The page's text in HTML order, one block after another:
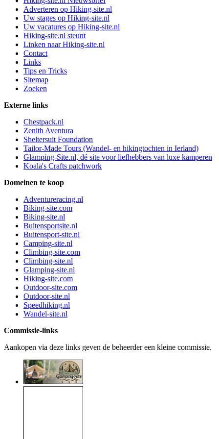
Adverteren op Hiking-site.nl
Uw stages op Hiking-site.nl
Uw vacatures op Hiking-site.nl
Hiking-site.nl steunt
Linken naar Hiking-site.nl
Contact
Links
Tips en Tricks
Sitemap
Zoeken
Externe links
Chestpack.nl
Zenith Aventura
Sheltersuit Foundation
Tailor-Made Tours (Wandel- en hikingtochten in Ierland)
Glamping-Site.nl, dé site voor liefhebbers van luxe kamperen
Koala's Crafts patchwork
Domeinen te koop
Adventureracing.nl
Biking-site.com
Biking-site.nl
Buitensportsite.nl
Buitensport-site.nl
Camping-site.nl
Climbing-site.com
Climbing-site.nl
Glamping-site.nl
Hiking-site.com
Outdoor-site.com
Outdoor-site.nl
Speedhiking.nl
Wandel-site.nl
Commissie-links
Aankopen via deze links geven de beheerder een kleine commissie.